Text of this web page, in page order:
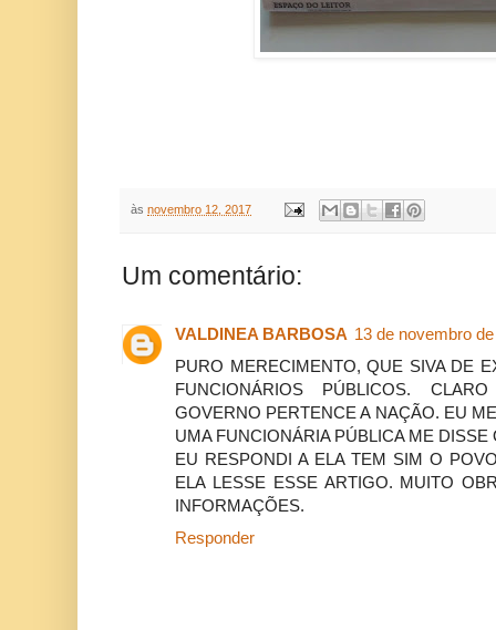
às novembro 12, 2017
Um comentário:
VALDINEA BARBOSA 13 de novembro
PURO MERECIMENTO, QUE SIVA DE
FUNCIONÁRIOS PÚBLICOS.
GOVERNO PERTENCE A NAÇÃO. EU
UMA FUNCIONÁRIA PÚBLICA ME
EU RESPONDI A ELA TEM SIM O
ELA LESSE ESSE ARTIGO. MUITO
INFORMAÇÕES.
Responder